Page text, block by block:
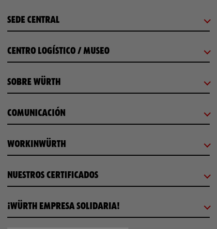
SEDE CENTRAL
CENTRO LOGÍSTICO / MUSEO
SOBRE WÜRTH
COMUNICACIÓN
WORKINWÜRTH
NUESTROS CERTIFICADOS
¡WÜRTH EMPRESA SOLIDARIA!